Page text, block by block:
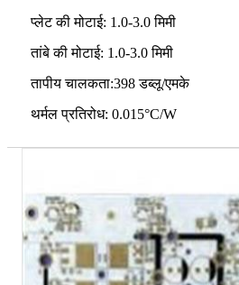
प्लेट की मोटाई: 1.0-3.0 मिमी
तांबे की मोटाई: 1.0-3.0 मिमी
तापीय चालकता:398 डब्लू/एमके
थर्मल प्रतिरोध: 0.015°C/W